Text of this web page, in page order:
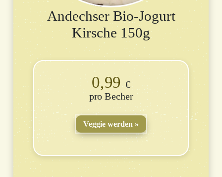
Andechser Bio-Jogurt
Kirsche 150g
0,99 €
Becher
Veggie werden